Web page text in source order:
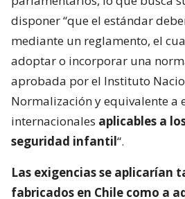
disponer “que el estándar
mediante un reglamento, el
adoptar o incorporar una
aprobada por el Instituto
Normalización y equivalente a
internacionales aplicables a
seguridad infantil“.
Las exigencias se aplicarían
fabricados en Chile como a